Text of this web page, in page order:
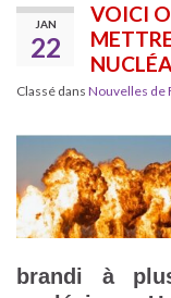
JAN
22
VOICI
Classé dans Nouvelles de
brandi à